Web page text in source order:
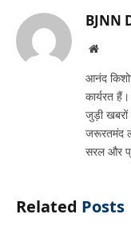
BJNN
Website
आनंद
कार्यरत
जुड़ी
जरूरतमंद
सरल और
Related Posts